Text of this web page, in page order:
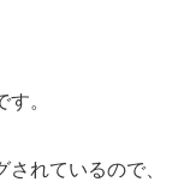
。
れているので、